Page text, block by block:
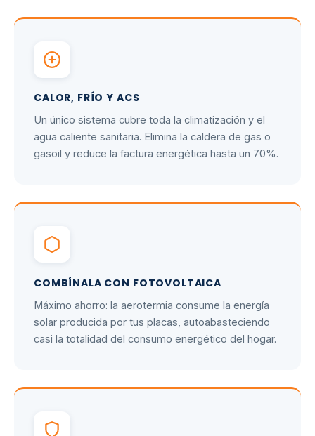
CALOR, FRÍO Y ACS
Un único sistema cubre toda la climatización y el
agua caliente sanitaria. Elimina la caldera de gas o
gasoil y reduce la factura energética hasta un 70%.
COMBÍNALA CON FOTOVOLTAICA
Máximo ahorro: la aerotermia consume la energía
solar producida por tus placas, autoabasteciendo
casi la totalidad del consumo energético del hogar.